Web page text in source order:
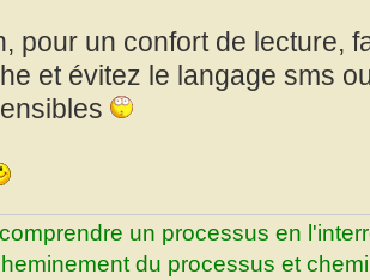
pour un confort de lecture,
et évitez le langage sms
un processus en
du processus et